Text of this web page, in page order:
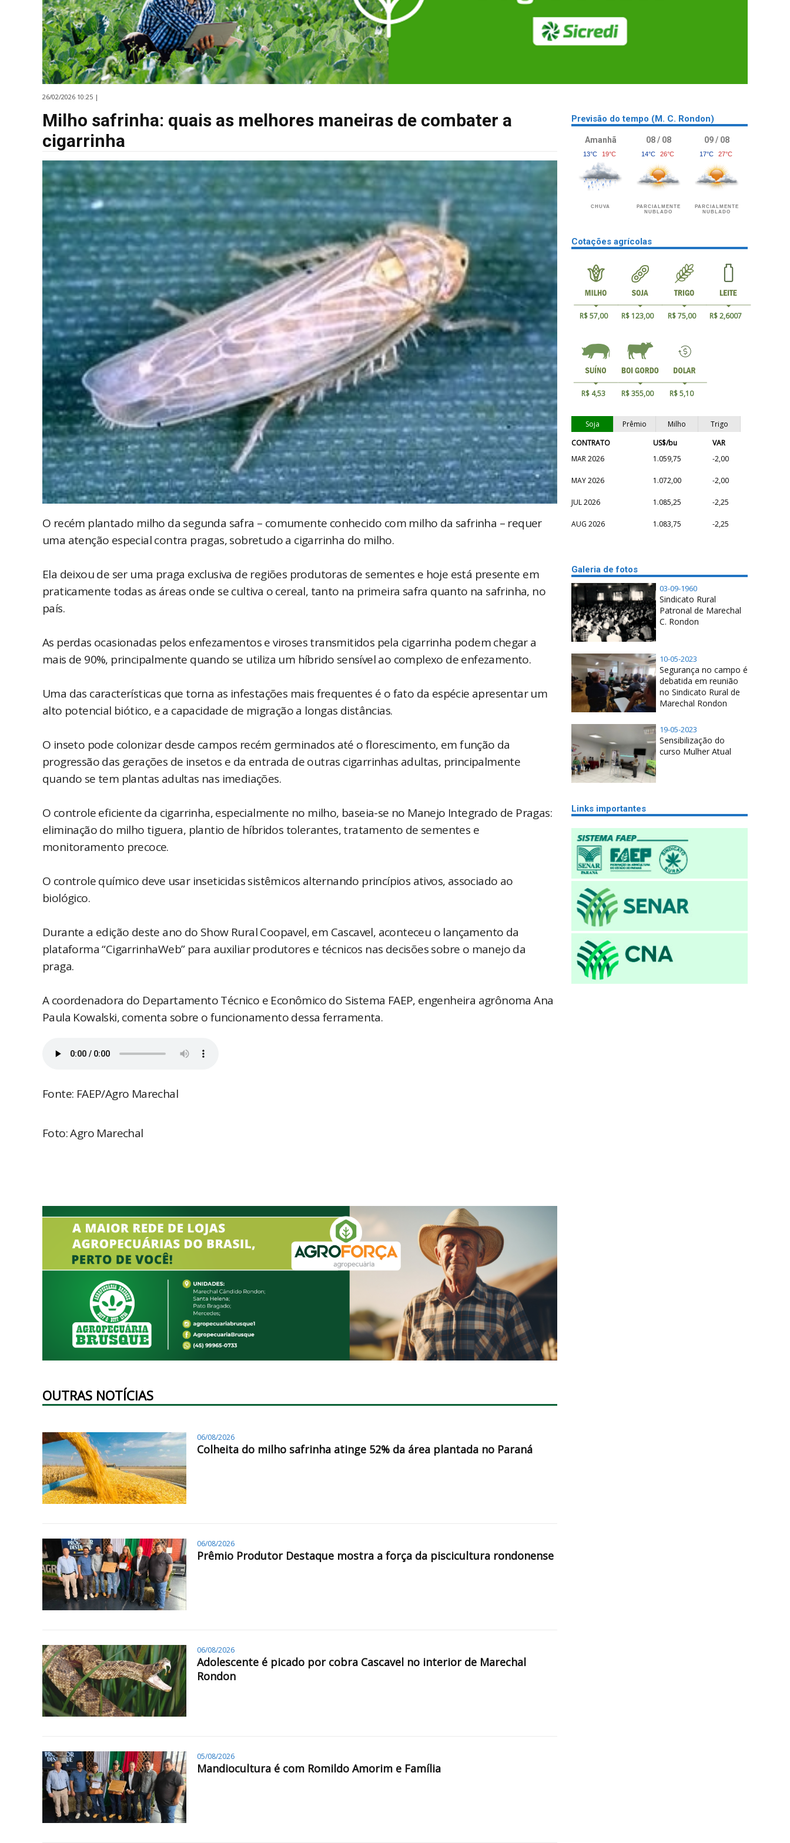
26/02/2026 10:25 |
Milho safrinha: quais as melhores maneiras de combater a
cigarrinha
O recém plantado milho da segunda safra – comumente conhecido com milho da safrinha – requer
uma atenção especial contra pragas, sobretudo a cigarrinha do milho.
Ela deixou de ser uma praga exclusiva de regiões produtoras de sementes e hoje está presente em
praticamente todas as áreas onde se cultiva o cereal, tanto na primeira safra quanto na safrinha, no
país.
As perdas ocasionadas pelos enfezamentos e viroses transmitidos pela cigarrinha podem chegar a
mais de 90%, principalmente quando se utiliza um híbrido sensível ao complexo de enfezamento.
Uma das características que torna as infestações mais frequentes é o fato da espécie apresentar um
alto potencial biótico, e a capacidade de migração a longas distâncias.
O inseto pode colonizar desde campos recém germinados até o florescimento, em função da
progressão das gerações de insetos e da entrada de outras cigarrinhas adultas, principalmente
quando se tem plantas adultas nas imediações.
O controle eficiente da cigarrinha, especialmente no milho, baseia-se no Manejo Integrado de Pragas:
eliminação do milho tiguera, plantio de híbridos tolerantes, tratamento de sementes e
monitoramento precoce.
O controle químico deve usar inseticidas sistêmicos alternando princípios ativos, associado ao
biológico.
Durante a edição deste ano do Show Rural Coopavel, em Cascavel, aconteceu o lançamento da
plataforma “CigarrinhaWeb” para auxiliar produtores e técnicos nas decisões sobre o manejo da
praga.
A coordenadora do Departamento Técnico e Econômico do Sistema FAEP, engenheira agrônoma Ana
Paula Kowalski, comenta sobre o funcionamento dessa ferramenta.
Fonte: FAEP/Agro Marechal
Foto: Agro Marechal
OUTRAS NOTÍCIAS
06/08/2026
Colheita do milho safrinha atinge 52% da área plantada no Paraná
06/08/2026
Prêmio Produtor Destaque mostra a força da piscicultura rondonense
06/08/2026
Adolescente é picado por cobra Cascavel no interior de Marechal
Rondon
05/08/2026
Mandiocultura é com Romildo Amorim e Família
Previsão do tempo (M. C. Rondon)
Amanhã
13°C 19°C
CHUVA
08 / 08
14°C 26°C
PARCIALMENTE
NUBLADO
09 / 08
17°C 27°C
PARCIALMENTE
NUBLADO
Cotações agrícolas
R$ 57,00 R$ 123,00 R$ 75,00 R$ 2,6007
R$ 4,53 R$ 355,00 R$ 5,10
Soja Prêmio Milho
Trigo
CONTRATO
US$/bu
VAR
MAR 2026
1.059,75 -2,00
MAY 2026 1.072,00 -2,00
JUL 2026 1.085,25 -2,25
AUG 2026 1.083,75 -2,25
Galeria de fotos
03-09-1960
Sindicato Rural
Patronal de Marechal
C. Rondon
10-05-2023
Segurança no campo é
debatida em reunião
no Sindicato Rural de
Marechal Rondon
19-05-2023
Sensibilização do
curso Mulher Atual
Links importantes